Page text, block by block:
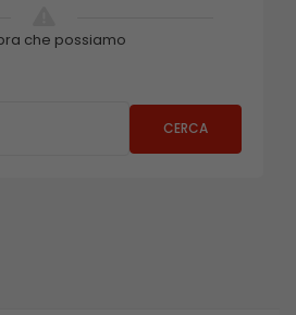
che possiamo
CERCA